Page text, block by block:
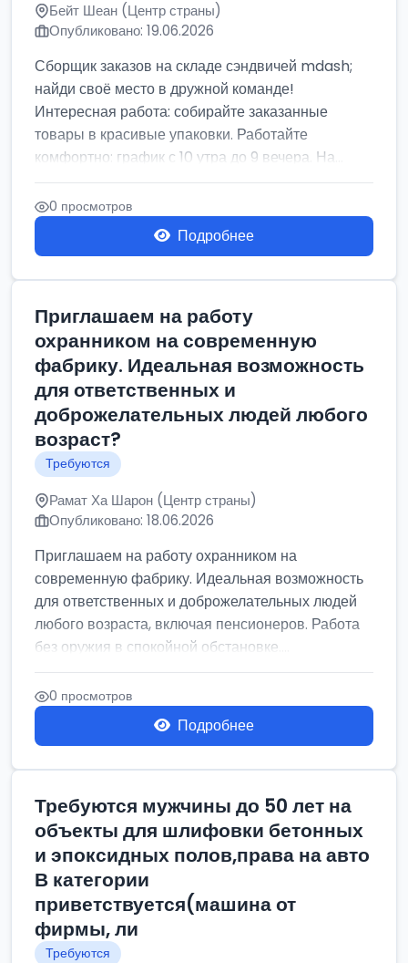
Бейт Шеан (Центр страны)
Опубликовано: 19.06.2026
Сборщик заказов на складе сэндвичей mdash;
найди своё место в дружной команде!
Интересная работа: собирайте заказанные
товары в красивые упаковки. Работайте
комфортно: график с 10 утра до 9 вечера. На...
0 просмотров
Подробнее
Приглашаем на работу
охранником на современную
фабрику. Идеальная возможность
для ответственных и
доброжелательных людей любого
возраст?
Требуются
Рамат Ха Шарон (Центр страны)
Опубликовано: 18.06.2026
Приглашаем на работу охранником на
современную фабрику. Идеальная возможность
для ответственных и доброжелательных людей
любого возраста, включая пенсионеров. Работа
без оружия в спокойной обстановке....
0 просмотров
Подробнее
Требуются мужчины до 50 лет на
объекты для шлифовки бетонных
и эпоксидных полов,права на авто
В категории
приветствуется(машина от
фирмы, ли
Требуются